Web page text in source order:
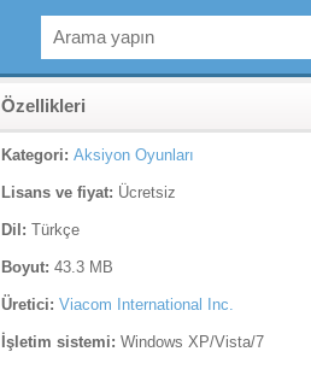
Özellikleri
Kategori: Aksiyon Oyunları
Lisans ve fiyat: Ücretsiz
Dil: Türkçe
Boyut: 43.3 MB
Üretici: Viacom International Inc.
İşletim sistemi: Windows XP/Vista/7